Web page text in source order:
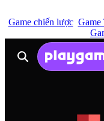
Game chiến lược Game